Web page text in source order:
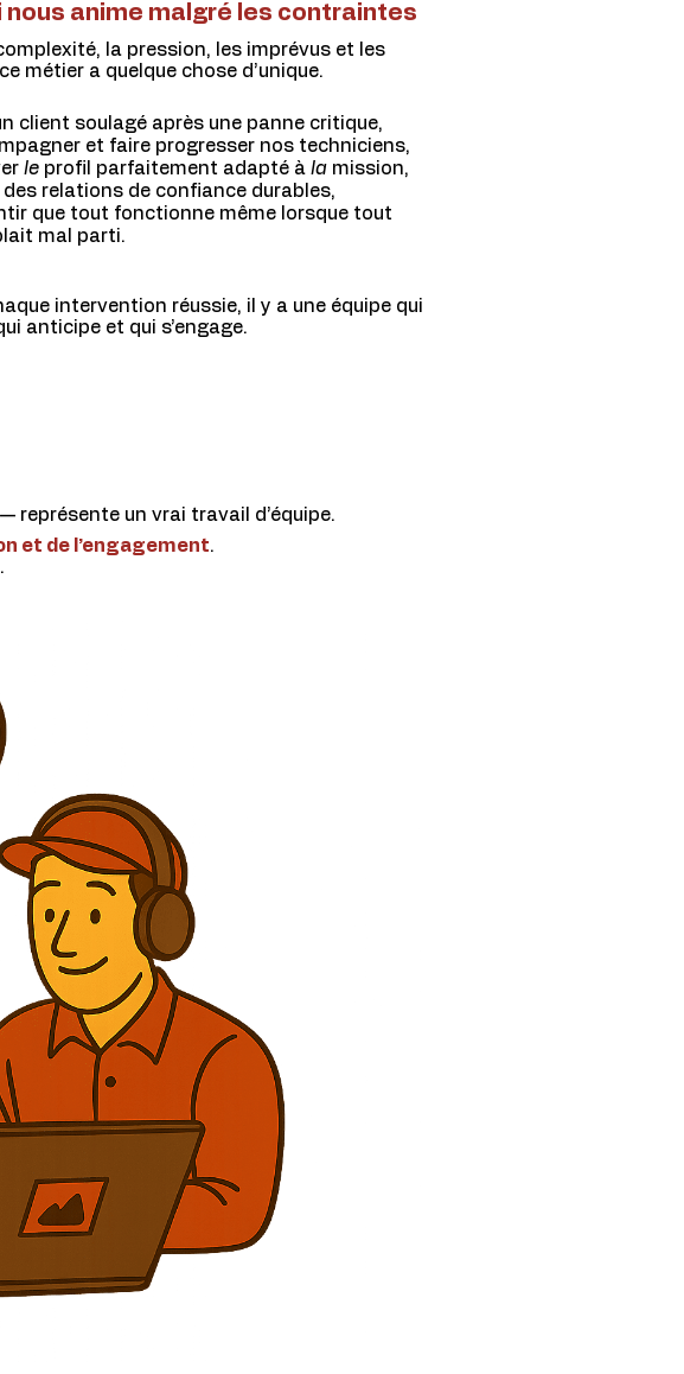
nous anime malgré les contraintes
la pression, les imprévus et les
métier a quelque chose d’unique.
client soulagé après une panne critique,
et faire progresser nos techniciens,
le profil parfaitement adapté à la mission,
des relations de confiance durables,
que tout fonctionne même lorsque tout
mal parti.
intervention réussie, il y a une équipe qui
anticipe et qui s’engage.
représente un vrai travail d’équipe.
et de l’engagement.